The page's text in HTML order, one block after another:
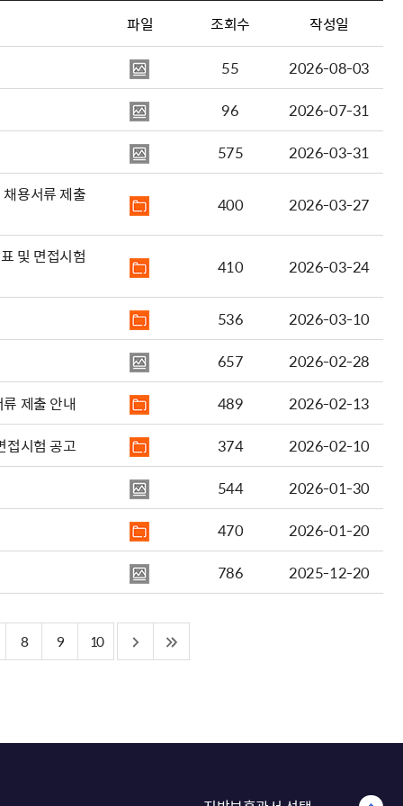
파일 조회수 작성일
55
2026-08-03
96
2026-07-31
575
2026-03-31
용서류 제출
400 2026-03-27
및 면접시험 410 2026-03-24
536
2026-03-10
657
2026-02-28
제출 안내
489
2026-02-13
접시험 공고
374
2026-02-10
544
2026-01-30
470
2026-01-20
786
2025-12-20
8 9 10